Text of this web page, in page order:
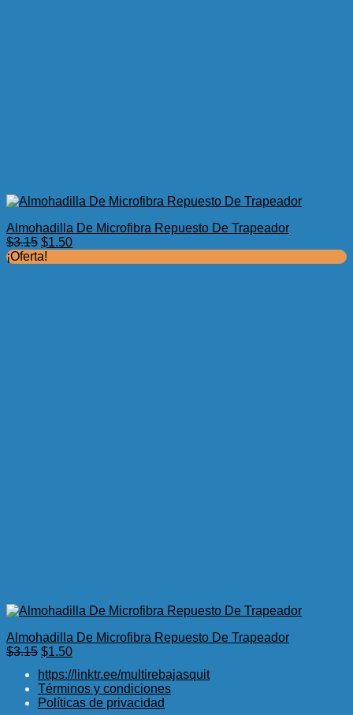
Almohadilla De Microfibra Repuesto De Trapeador
$3.15 El
precio
$1.50El
¡Oferta!
Almohadilla De Microfibra Repuesto De Trapeador
$3.15 El
original
era:
$3.15.
$1.50El
actual
es:
$1.50.
https://linktr.ee/multirebajasquit
Términos y condiciones
Políticas de privacidad